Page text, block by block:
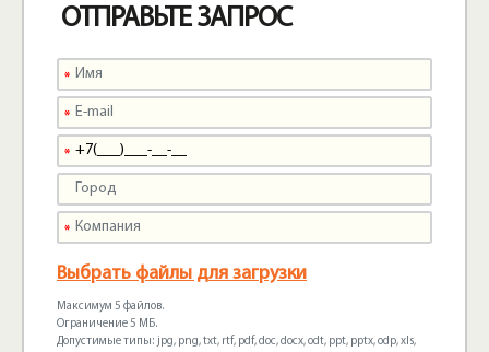
ОТПРАВЬТЕ ЗАПРОС
Выбрать файлы для загрузки
Максимум 5 файлов.
Ограничение 5 МБ.
Допустимые типы: jpg, png, txt, rtf, pdf, doc, docx, odt, ppt, pptx, odp, xls,